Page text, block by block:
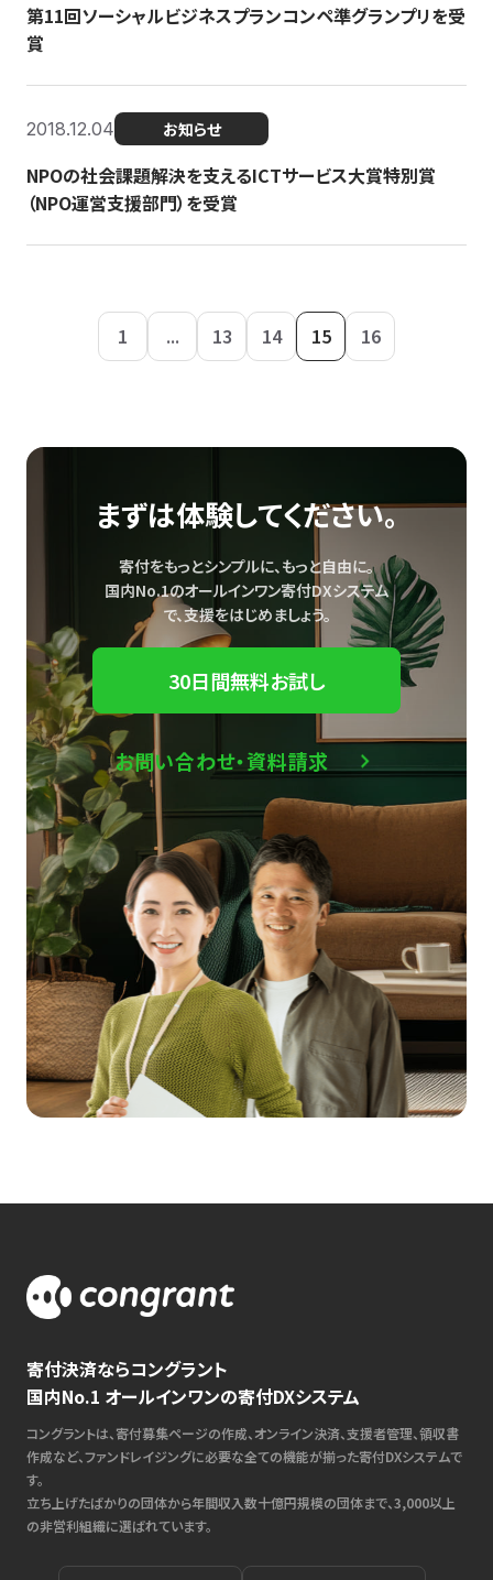
第11回ソーシャルビジネスプランコンペ準グランプリを受
賞
2018.12.04 お知らせ
NPOの社会課題解決を支えるICTサービス大賞特別賞
（NPO運営支援部門）を受賞
1 ... 13 14 15 16
まずは体験してください。
寄付をもっとシンプルに、もっと自由に。
国内No.1のオールインワン寄付DXシステム
で、支援をはじめましょう。
30日間無料お試し
お問い合わせ・資料請求
寄付決済ならコングラント
国内No.1 オールインワンの寄付DXシステム
コングラントは、寄付募集ページの作成、オンライン決済、支援者管理、領収書
作成など、ファンドレイジングに必要な全ての機能が揃った寄付DXシステムで
す。
立ち上げたばかりの団体から年間収入数十億円規模の団体まで、3,000以上
の非営利組織に選ばれています。